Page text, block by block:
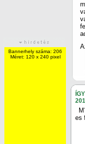
Bannerhely száma: 206
Méret: 120 x 240 pixel
es